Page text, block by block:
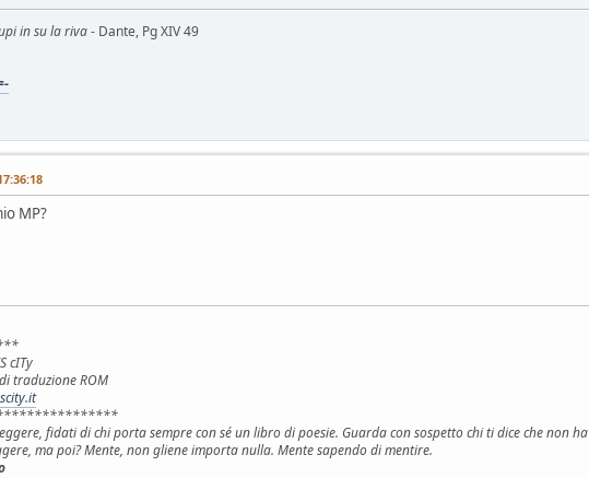
in su la riva- Dante, Pg XIV 49
MP?
cITy
traduzione ROM
fidati di chi porta sempre con sé un libro di poesie. Guarda con sospetto chi ti dice che non
ma poi? Mente, non gliene importa nulla. Mente sapendo di mentire.